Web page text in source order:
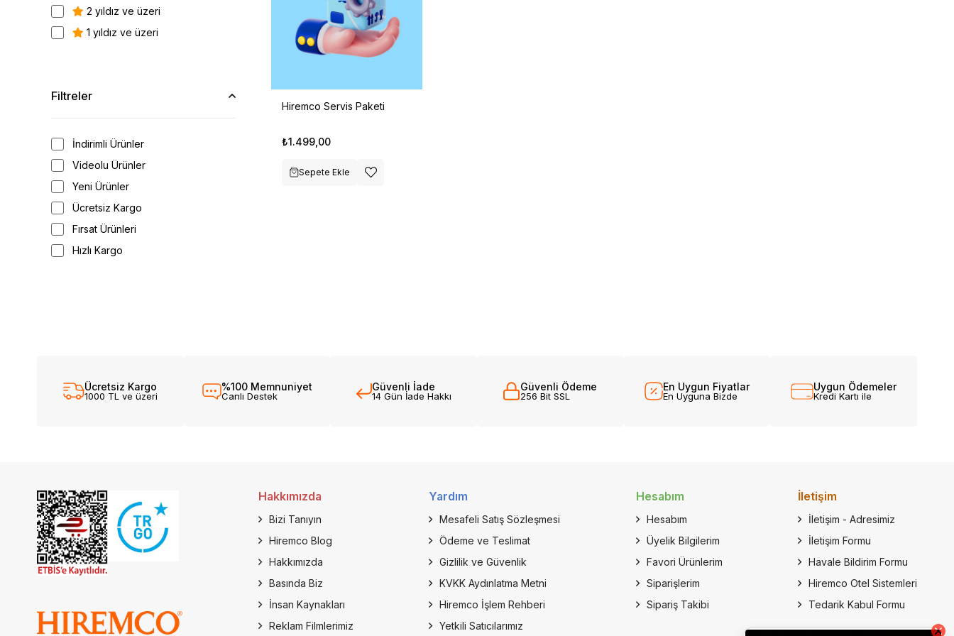
2 yıldız ve üzeri
1 yıldız ve üzeri
Filtreler
İndirimli Ürünler
Videolu Ürünler
Yeni Ürünler
Ücretsiz Kargo
Fırsat Ürünleri
Hızlı Kargo
Hiremco Servis Paketi
₺1.499,00
Sepete Ekle
Ücretsiz Kargo
1000 TL ve üzeri
%100 Memnuniyet
Canlı Destek
Güvenli İade
14 Gün İade Hakkı
Güvenli Ödeme
256 Bit SSL
En Uygun Fiyatlar
En Uyguna Bizde
Uygun Ödemeler
Kredi Kartı ile
Hakkımızda
Bizi Tanıyın
Hiremco Blog
Hakkımızda
Basında Biz
İnsan Kaynakları
Reklam Filmlerimiz
Yardım
Mesafeli Satış Sözleşmesi
Ödeme ve Teslimat
Gizlilik ve Güvenlik
KVKK Aydınlatma Metni
Hiremco İşlem Rehberi
Yetkili Satıcılarımız
Hesabım
Hesabım
Üyelik Bilgilerim
Favori Ürünlerim
Siparişlerim
Sipariş Takibi
İletişim
İletişim - Adresimiz
İletişim Formu
Havale Bildirim Formu
Hiremco Otel Sistemleri
Tedarik Kabul Formu